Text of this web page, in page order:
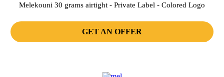
Melekouni 30 grams airtight - Private Label - Colored Logo
GET AN OFFER